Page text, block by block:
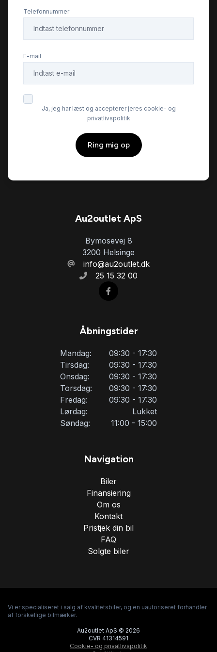
Musikstreaming via bluetooth
Parkeringssensor bagved
Parkeringssensor foran
Skiltegenkendelse
Splitbagsæder
Træthedsregistrering
Vejbaneassistent
Telefonnummer
E-mail
Ja, jeg har læst og accepterer jeres cookie- og
privatlivspolitik
Ring mig op
Au2outlet ApS
Bymosevej 8
3200 Helsinge
info@au2outlet.dk
25 15 32 00
Åbningstider
Mandag:
09:30 - 17:30
Tirsdag:
09:30 - 17:30
Onsdag:
09:30 - 17:30
Torsdag:
09:30 - 17:30
Fredag:
09:30 - 17:30
Lørdag:
Lukket
Søndag:
11:00 - 15:00
Navigation
Biler
Finansiering
Om os
Kontakt
Pristjek din bil
FAQ
Solgte biler
Vi er specialiseret i salg af kvalitetsbiler, og en uautoriseret forhandler
af forskellige bilmærker.
Au2outlet ApS © 2026
CVR 41314591
Cookie- og privatlivspolitik